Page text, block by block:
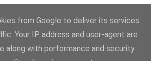
from Google to deliver its services
Your IP address and user-agent are
along with performance and security